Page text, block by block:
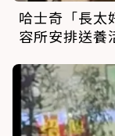
哈士奇「長太
容所安排送養